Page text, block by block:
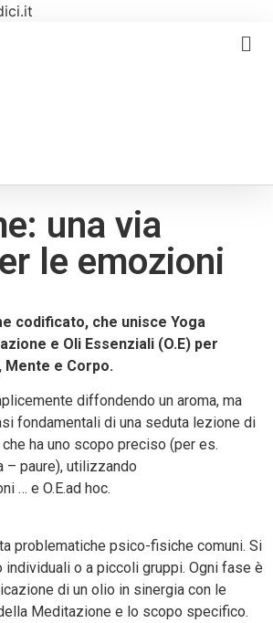
una via
le emozioni
codificato, che unisce Yoga
e Oli Essenziali (O.E) per
e Corpo.
diffondendo un aroma, ma
fondamentali di una seduta lezione di
ha uno scopo preciso (per es.
– paure), utilizzando
… e O.E.ad hoc.
problematiche psico-fisiche comuni. Si
o a piccoli gruppi. Ogni fase è
di un olio in sinergia con le
Meditazione e lo scopo specifico.